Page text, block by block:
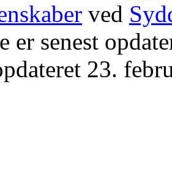
ved
er senest
23.